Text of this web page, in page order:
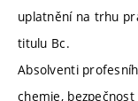
uplatnění na trhu
titulu Bc.
Absolventi
chemie,